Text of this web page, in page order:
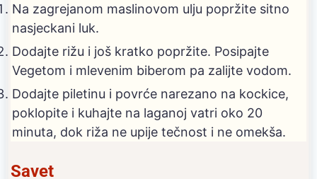
Na zagrejanom maslinovom ulju popržite sitno
nasjeckani luk.
Dodajte rižu i još kratko popržite. Posipajte
Vegetom i mlevenim biberom pa zalijte vodom.
Dodajte piletinu i povrće narezano na kockice,
poklopite i kuhajte na laganoj vatri oko 20
minuta, dok riža ne upije tečnost i ne omekša.
Savet